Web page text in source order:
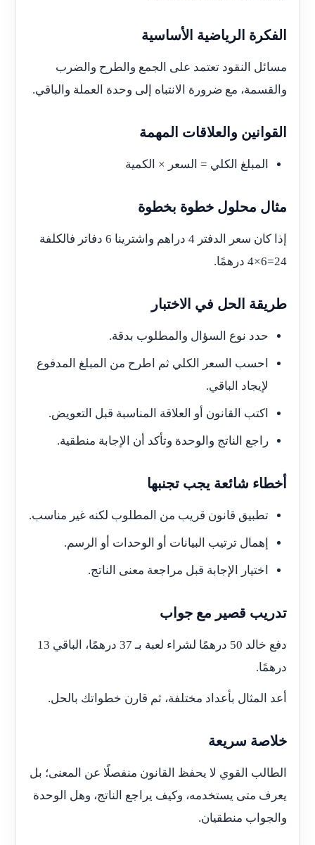
الفكرة الرياضية الأساسية
مسائل النقود تعتمد على الجمع والطرح والضرب
والقسمة، مع ضرورة الانتباه إلى وحدة العملة والباقي.
القوانين والعلاقات المهمة
المبلغ الكلي = السعر × الكمية
مثال محلول خطوة بخطوة
إذا كان سعر الدفتر 4 دراهم واشترينا 6 دفاتر فالكلفة
4×6=24درهمًا.
طريقة الحل في الاختبار
حدد نوع السؤال والمطلوب بدقة.
احسب السعر الكلي ثم اطرح من المبلغ المدفوع
لإيجاد الباقي.
اكتب القانون أو العلاقة المناسبة قبل التعويض.
راجع الناتج والوحدة وتأكد أن الإجابة منطقية.
أخطاء شائعة يجب تجنبها
تطبيق قانون قريب من المطلوب لكنه غير مناسب.
إهمال ترتيب البيانات أو الوحدات أو الرسم.
اختيار الإجابة قبل مراجعة معنى الناتج.
تدريب قصير مع جواب
دفع خالد 50 درهمًا لشراء لعبة بـ 37 درهمًا، الباقي 13
درهمًا.
أعد المثال بأعداد مختلفة، ثم قارن خطواتك بالحل.
خلاصة سريعة
الطالب القوي لا يحفظ القانون منفصلًا عن المعنى؛ بل
يعرف متى يستخدمه، وكيف يراجع الناتج، وهل الوحدة
والجواب منطقيان.